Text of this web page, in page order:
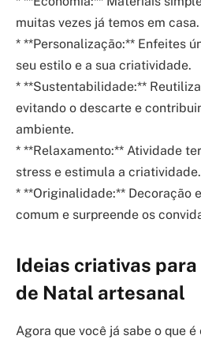
muitas vezes já temos em casa.
* **Personalização:** Enfeites
seu estilo e a sua criatividade.
* **Sustentabilidade:**
evitando o descarte e
ambiente.
* **Relaxamento:** Atividade
stress e estimula a criatividade.
* **Originalidade:** Decoração
comum e surpreende os
Ideias criativas
de Natal artesanal
Agora que você já sabe o que